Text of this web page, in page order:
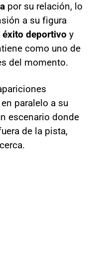
por su relación, lo
a su figura
éxito deportivo y
como uno de
del momento.
paralelo a su
escenario donde
de la pista,